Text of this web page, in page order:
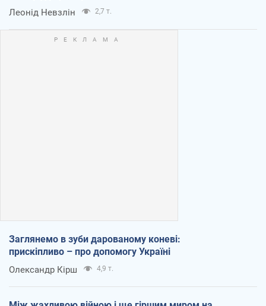
Леонід Невзлін 2,7 т.
Заглянемо в зуби дарованому коневі:
прискіпливо – про допомогу Україні
Олександр Кірш 4,9 т.